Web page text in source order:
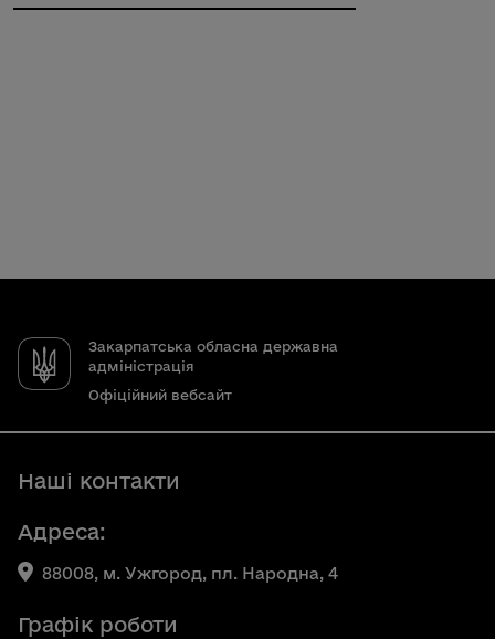
Закарпатська обласна державна
адміністрація
Офіційний вебсайт
Наші контакти
Адреса:
88008, м. Ужгород, пл. Народна, 4
Графік роботи